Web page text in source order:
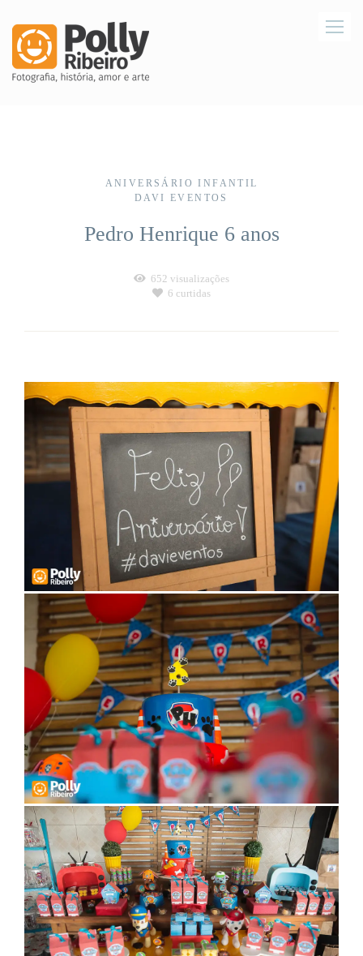
ANIVERSÁRIO INFANTIL
DAVI EVENTOS
Pedro Henrique 6 anos
652 visualizações
6 curtidas